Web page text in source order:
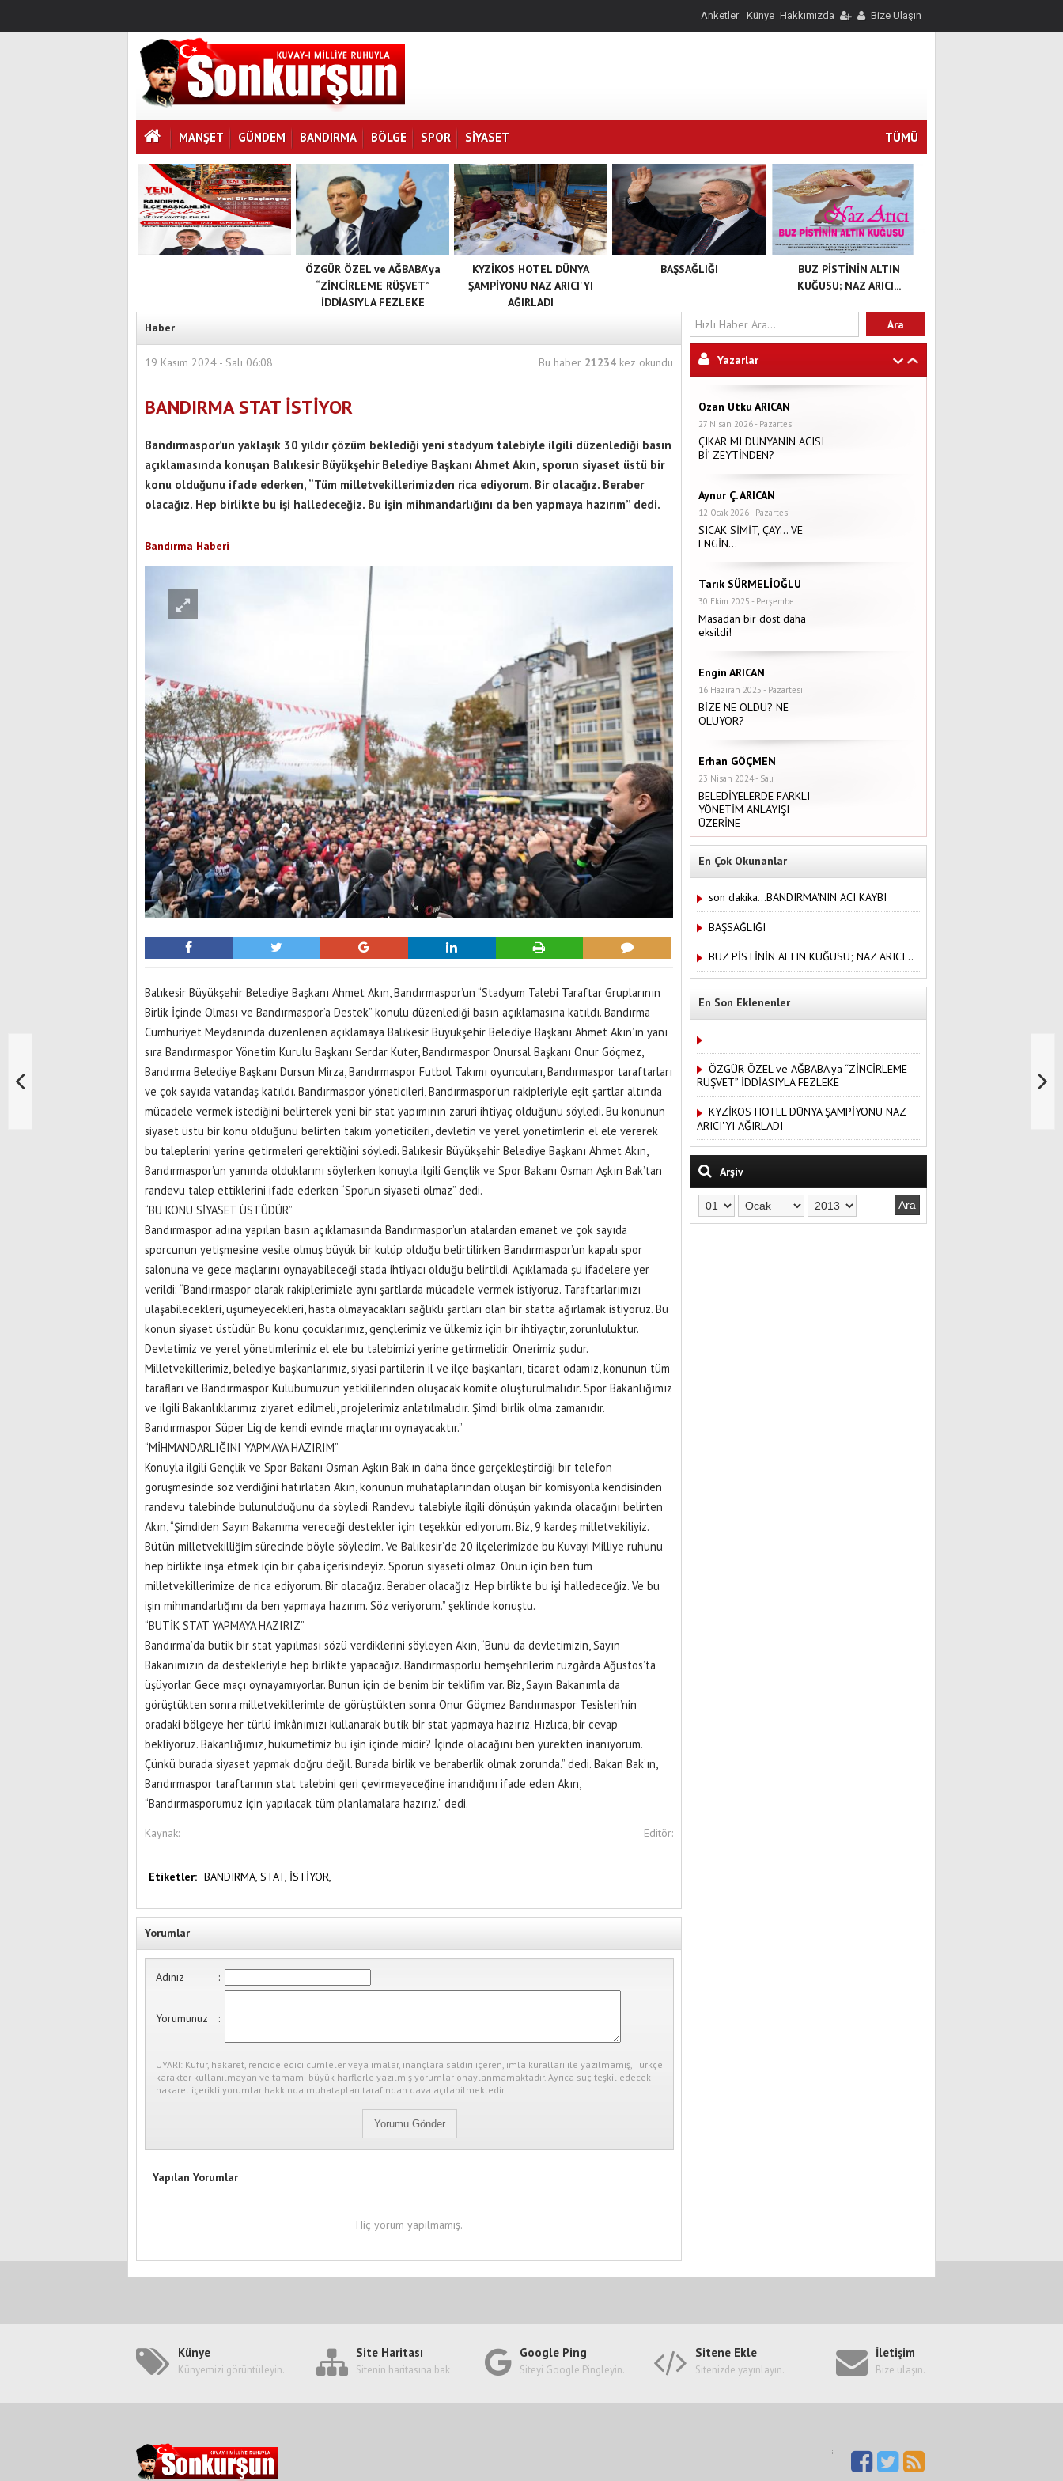
Anketler Künye Hakkımızda Bize Ulaşın
MANŞET GÜNDEM BANDIRMA BÖLGE SPOR SIYASET TÜMÜ
ÖZGÜR ÖZEL ve AĞBABA'ya
“ZİNCİRLEME RÜŞVET”
İDDİASIYLA FEZLEKE
KYZİKOS HOTEL DÜNYA
ŞAMPİYONU NAZ ARICI'YI
AĞIRLADI
BUZ PİSTİNİN ALTIN
KUĞUSU; NAZ ARICI...
BAŞSAĞLIĞI
Haber
19 Kasım 2024 - Salı 06:08 Bu haber 21234 kez okundu
BANDIRMA STAT İSTİYOR
Bandırmaspor’un yaklaşık 30 yıldır çözüm beklediği yeni stadyum talebiyle ilgili düzenlediği basın
açıklamasında konuşan Balıkesir Büyükşehir Belediye Başkanı Ahmet Akın, sporun siyaset üstü bir
konu olduğunu ifade ederken, “Tüm milletvekillerimizden rica ediyorum. Bir olacağız. Beraber
olacağız. Hep birlikte bu işi halledeceğiz. Bu işin mihmandarlığını da ben yapmaya hazırım” dedi.
Bandırma Haberi
Balıkesir Büyükşehir Belediye Başkanı Ahmet Akın, Bandırmaspor’un “Stadyum Talebi Taraftar Gruplarının
Birlik İçinde Olması ve Bandırmaspor’a Destek” konulu düzenlediği basın açıklamasına katıldı. Bandırma
Cumhuriyet Meydanında düzenlenen açıklamaya Balıkesir Büyükşehir Belediye Başkanı Ahmet Akın’ın yanı
sıra Bandırmaspor Yönetim Kurulu Başkanı Serdar Kuter, Bandırmaspor Onursal Başkanı Onur Göçmez,
Bandırma Belediye Başkanı Dursun Mirza, Bandırmaspor Futbol Takımı oyuncuları, Bandırmaspor taraftarları
ve çok sayıda vatandaş katıldı. Bandırmaspor yöneticileri, Bandırmaspor’un rakipleriyle eşit şartlar altında
mücadele vermek istediğini belirterek yeni bir stat yapımının zaruri ihtiyaç olduğunu söyledi. Bu konunun
siyaset üstü bir konu olduğunu belirten takım yöneticileri, devletin ve yerel yönetimlerin el ele vererek
bu taleplerini yerine getirmeleri gerektiğini söyledi. Balıkesir Büyükşehir Belediye Başkanı Ahmet Akın,
Bandırmaspor’un yanında olduklarını söylerken konuyla ilgili Gençlik ve Spor Bakanı Osman Aşkın Bak’tan
randevu talep ettiklerini ifade ederken “Sporun siyaseti olmaz” dedi.
“BU KONU SİYASET ÜSTÜDÜR”
Bandırmaspor adına yapılan basın açıklamasında Bandırmaspor’un atalardan emanet ve çok sayıda
sporcunun yetişmesine vesile olmuş büyük bir kulüp olduğu belirtilirken Bandırmaspor’un kapalı spor
salonuna ve gece maçlarını oynayabileceği stada ihtiyacı olduğu belirtildi. Açıklamada şu ifadelere yer
verildi: “Bandırmaspor olarak rakiplerimizle aynı şartlarda mücadele vermek istiyoruz. Taraftarlarımızı
ulaşabilecekleri, üşümeyecekleri, hasta olmayacakları sağlıklı şartları olan bir statta ağırlamak istiyoruz. Bu
konun siyaset üstüdür. Bu konu çocuklarımız, gençlerimiz ve ülkemiz için bir ihtiyaçtır, zorunluluktur.
Devletimiz ve yerel yönetimlerimiz el ele bu talebimizi yerine getirmelidir. Önerimiz şudur.
Milletvekillerimiz, belediye başkanlarımız, siyasi partilerin il ve ilçe başkanları, ticaret odamız, konunun tüm
tarafları ve Bandırmaspor Kulübümüzün yetkililerinden oluşacak komite oluşturulmalıdır. Spor Bakanlığımız
ve ilgili Bakanlıklarımız ziyaret edilmeli, projelerimiz anlatılmalıdır. Şimdi birlik olma zamanıdır.
Bandırmaspor Süper Lig’de kendi evinde maçlarını oynayacaktır.”
“MİHMANDARLIĞINI YAPMAYA HAZIRIM”
Konuyla ilgili Gençlik ve Spor Bakanı Osman Aşkın Bak’ın daha önce gerçekleştirdiği bir telefon
görüşmesinde söz verdiğini hatırlatan Akın, konunun muhataplarından oluşan bir komisyonla kendisinden
randevu talebinde bulunulduğunu da söyledi. Randevu talebiyle ilgili dönüşün yakında olacağını belirten
Akın, “Şimdiden Sayın Bakanıma vereceği destekler için teşekkür ediyorum. Biz, 9 kardeş milletvekiliyiz.
Bütün milletvekilliğim sürecinde böyle söyledim. Ve Balıkesir’de 20 ilçelerimizde bu Kuvayi Milliye ruhunu
hep birlikte inşa etmek için bir çaba içerisindeyiz. Sporun siyaseti olmaz. Onun için ben tüm
milletvekillerimize de rica ediyorum. Bir olacağız. Beraber olacağız. Hep birlikte bu işi halledeceğiz. Ve bu
işin mihmandarlığını da ben yapmaya hazırım. Söz veriyorum.” şeklinde konuştu.
“BUTİK STAT YAPMAYA HAZIRIZ”
Bandırma’da butik bir stat yapılması sözü verdiklerini söyleyen Akın, “Bunu da devletimizin, Sayın
Bakanımızın da destekleriyle hep birlikte yapacağız. Bandırmasporlu hemşehrilerim rüzgârda Ağustos’ta
üşüyorlar. Gece maçı oynayamıyorlar. Bunun için de benim bir teklifim var. Biz, Sayın Bakanımla’da
görüştükten sonra milletvekillerimle de görüştükten sonra Onur Göçmez Bandırmaspor Tesisleri’nin
oradaki bölgeye her türlü imkânımızı kullanarak butik bir stat yapmaya hazırız. Hızlıca, bir cevap
bekliyoruz. Bakanlığımız, hükümetimiz bu işin içinde midir? İçinde olacağını ben yürekten inanıyorum.
Çünkü burada siyaset yapmak doğru değil. Burada birlik ve beraberlik olmak zorunda.” dedi. Bakan Bak’ın,
Bandırmaspor taraftarının stat talebini geri çevirmeyeceğine inandığını ifade eden Akın,
“Bandırmasporumuz için yapılacak tüm planlamalara hazırız.” dedi.
Kaynak: Editör:
Etiketler: BANDIRMA, STAT, İSTİYOR,
Yorumlar
Adınız :
Yorumunuz :
UYARI: Küfür, hakaret, rencide edici cümleler veya imalar, inançlara saldırı içeren, imla kuralları ile yazılmamış, Türkçe
karakter kullanılmayan ve tamamı büyük harflerle yazılmış yorumlar onaylanmamaktadır. Ayrıca suç teşkil edecek
hakaret içerikli yorumlar hakkında muhatapları tarafından dava açılabilmektedir.
Yapılan Yorumlar
Hiç yorum yapılmamış.
Yazarlar
Ozan Utku ARICAN
27 Nisan 2026 - Pazartesi
ÇIKAR MI DÜNYANIN ACISI
Bİ’ ZEYTİNDEN?
Aynur Ç. ARICAN
12 Ocak 2026 - Pazartesi
SICAK SİMİT, ÇAY… VE
ENGİN…
Tarık SÜRMELİOĞLU
30 Ekim 2025 - Perşembe
Masadan bir dost daha
eksildi!
Engin ARICAN
16 Haziran 2025 - Pazartesi
BİZE NE OLDU? NE
OLUYOR?
Erhan GÖÇMEN
23 Nisan 2024 - Salı
BELEDİYELERDE FARKLI
YÖNETİM ANLAYIŞI
ÜZERİNE
En Çok Okunanlar
son dakika...BANDIRMA'NIN ACI KAYBI
BAŞSAĞLIĞI
BUZ PİSTİNİN ALTIN KUĞUSU; NAZ ARICI...
En Son Eklenenler
ÖZGÜR ÖZEL ve AĞBABA'ya “ZİNCİRLEME
RÜŞVET” İDDİASIYLA FEZLEKE
KYZİKOS HOTEL DÜNYA ŞAMPİYONU NAZ
ARICI'YI AĞIRLADI
Arşiv
Künye
Künyemizi görüntüleyin.
Site Haritası
Sitenin haritasına bak
Google Ping
Siteyi Google Pingleyin.
Sitene Ekle
Sitenizde yayınlayın.
İletişim
Bize ulaşın.